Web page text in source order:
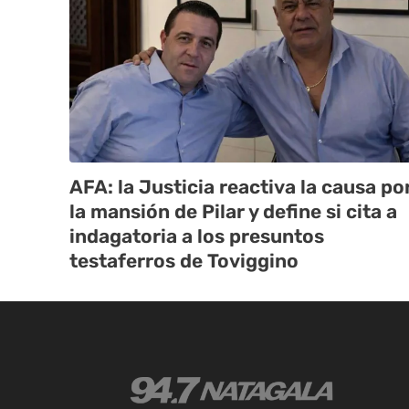
AFA: la Justicia reactiva la causa
la mansión de Pilar y define si cita a
indagatoria a los presuntos
testaferros de Toviggino